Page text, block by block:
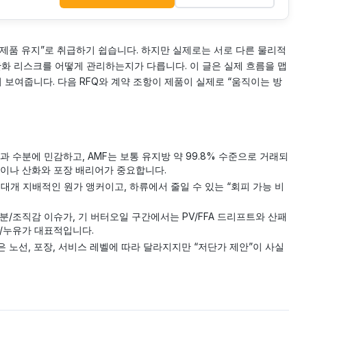
유지”로 취급하기 쉽습니다. 하지만 실제로는 서로 다른 물리적
리스크를 어떻게 관리하는지가 다릅니다. 이 글은 실제 흐름을 맵
여줍니다. 다음 RFQ와 계약 조항이 제품이 실제로 “움직이는 방
수분에 민감하고, AMF는 보통 유지방 약 99.8% 수준으로 거래되
나 산화와 포장 배리어가 중요합니다.
개 지배적인 원가 앵커이고, 하류에서 줄일 수 있는 “회피 가능 비
/조직감 이슈가, 기 버터오일 구간에서는 PV/FFA 드리프트와 산패
유가 대표적입니다.
노선, 포장, 서비스 레벨에 따라 달라지지만 “저단가 제안”이 사실